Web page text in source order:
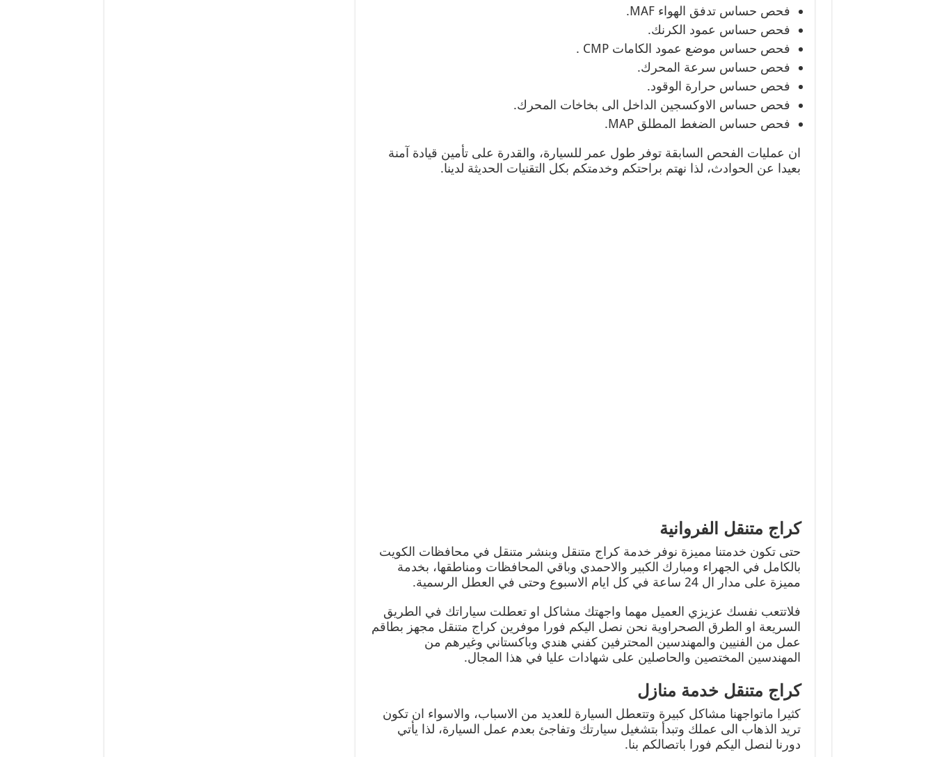
فحص حساس تدفق الهواء MAF.
فحص حساس عمود الكرنك.
فحص حساس موضع عمود الكامات CMP .
فحص حساس سرعة المحرك.
فحص حساس حرارة الوقود.
فحص حساس الاوكسجين الداخل الى بخاخات المحرك.
فحص حساس الضغط المطلق MAP.
ان عمليات الفحص السابقة توفر طول عمر للسيارة، والقدرة على تأمين قيادة آمنة
بعيدا عن الحوادث، لذا نهتم براحتكم وخدمتكم بكل التقنيات الحديثة لدينا.
كراج متنقل الفروانية
حتى تكون خدمتنا مميزة نوفر خدمة كراج متنقل وبنشر متنقل في محافظات الكويت
بالكامل في الجهراء ومبارك الكبير والاحمدي وباقي المحافظات ومناطقها، بخدمة
مميزة على مدار ال 24 ساعة في كل ايام الاسبوع وحتى في العطل الرسمية.
فلاتتعب نفسك عزيزي العميل مهما واجهتك مشاكل او تعطلت سياراتك في الطريق
السريعة او الطرق الصحراوية نحن نصل اليكم فورا موفرين كراج متنقل مجهز بطاقم
عمل من الفنيين والمهندسين المحترفين كفني هندي وباكستاني وغيرهم من
المهندسين المختصين والحاصلين على شهادات عليا في هذا المجال.
كراج متنقل خدمة منازل
كثيرا ماتواجهنا مشاكل كبيرة وتتعطل السيارة للعديد من الاسباب، والاسواء ان تكون
تريد الذهاب الى عملك وتبدأ بتشغيل سيارتك وتفاجئ بعدم عمل السيارة، لذا يأتي
دورنا لنصل اليكم فورا باتصالكم بنا.